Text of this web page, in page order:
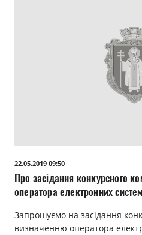
22.05.2019 09:50
Про засідання конкурсного
оператора електронних
Запрошуємо на засідання
визначенню оператора